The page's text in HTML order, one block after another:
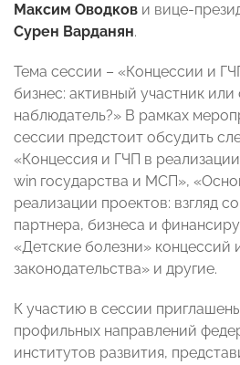
Максим Оводков и вице-
Сурен Варданян.
Тема сессии – «Концессии и
бизнес: активный участник
наблюдатель?» В рамках
сессии предстоит обсудить
«Концессия и ГЧП в
win государства и МСП»,
реализации проектов: взгляд
партнера, бизнеса и
«Детские болезни» концессий
законодательства» и другие.
К участию в сессии
профильных направлений
институтов развития,